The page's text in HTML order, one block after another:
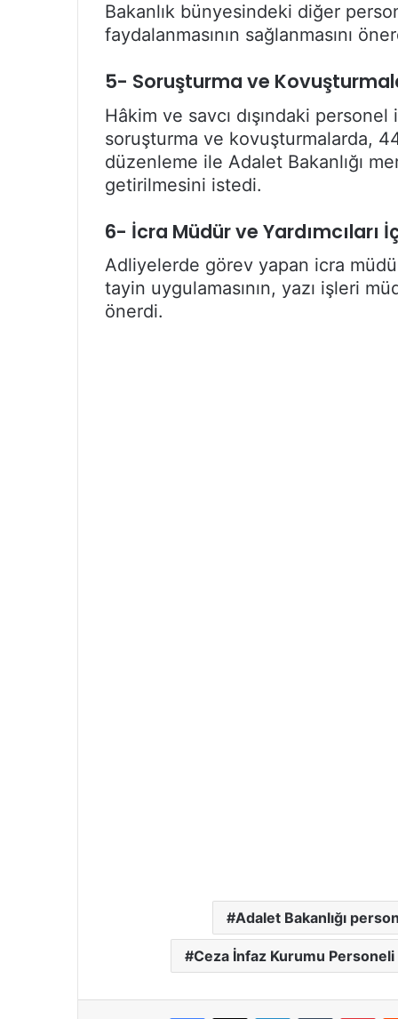
Bakanlık bünyesindeki diğer
faydalanmasının sağlanmasını
5- Soruşturma ve
Hâkim ve savcı dışındaki
soruşturma ve kovuşturmalarda,
düzenleme ile Adalet Bakanlığı
getirilmesini istedi.
6- İcra Müdür ve Yardımcıları
Adliyelerde görev yapan icra
tayin uygulamasının, yazı işleri
önerdi.
Adalet Bakanlığı
Ceza İnfaz Kurumu Personeli